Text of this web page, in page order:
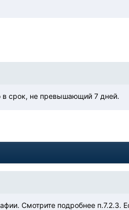
в срок, не превышающий 7 дней.
Смотрите подробнее п.7.2.3.